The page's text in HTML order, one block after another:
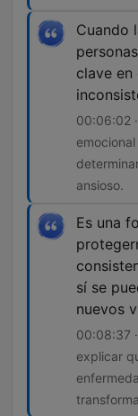
Cuando
clave en
00:06:02
ansioso.
Es una
sí se
nuevos
00:08:37
explicar